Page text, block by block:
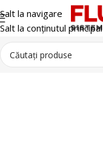
Salt la navigare
Salt la conținutul principal
Automatizari Bariere Auto